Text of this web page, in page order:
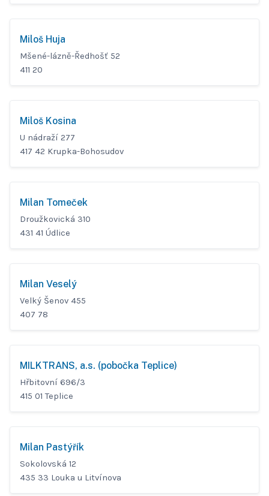
Miloš Huja
Mšené-lázně-Ředhošť 52
411 20
Miloš Kosina
U nádraží 277
417 42 Krupka-Bohosudov
Milan Tomeček
Droužkovická 310
431 41 Údlice
Milan Veselý
Velký Šenov 455
407 78
MILKTRANS, a.s. (pobočka Teplice)
Hřbitovní 696/3
415 01 Teplice
Milan Pastýřík
Sokolovská 12
435 33 Louka u Litvínova